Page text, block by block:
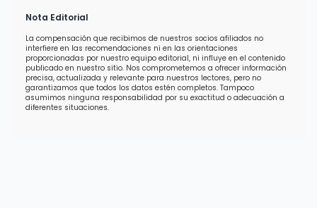
Nota Editorial
La compensación que recibimos de nuestros socios afiliados no
interfiere en las recomendaciones ni en las orientaciones
proporcionadas por nuestro equipo editorial, ni influye en el contenido
publicado en nuestro sitio. Nos comprometemos a ofrecer información
precisa, actualizada y relevante para nuestros lectores, pero no
garantizamos que todos los datos estén completos. Tampoco
asumimos ninguna responsabilidad por su exactitud o adecuación a
diferentes situaciones.